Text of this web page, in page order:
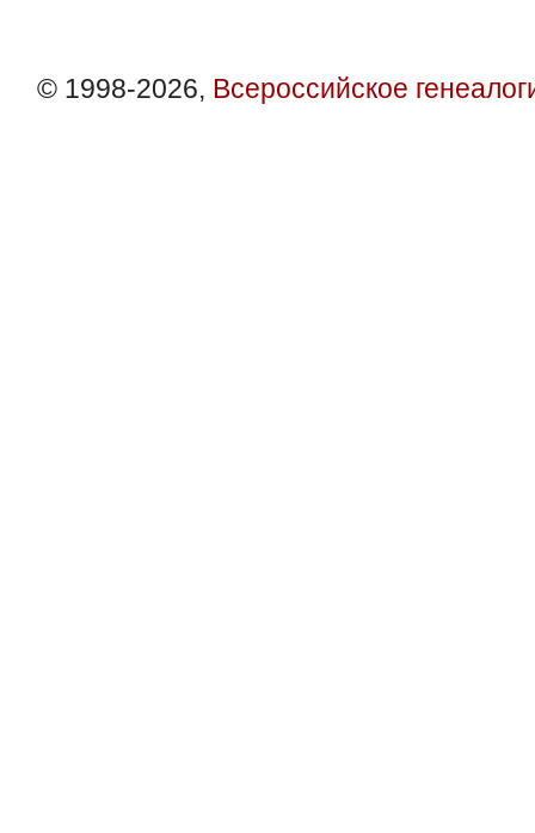
© 1998-2026, Всероссийское